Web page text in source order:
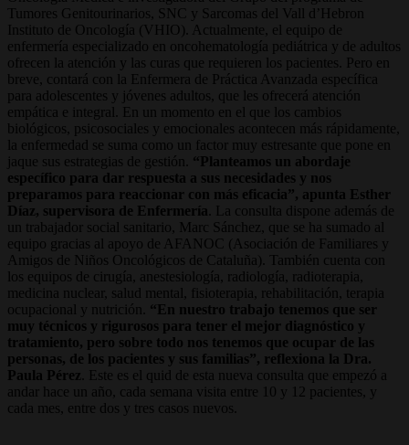
Tumores Genitourinarios, SNC y Sarcomas del Vall d’Hebron
Instituto de Oncología (VHIO). Actualmente, el equipo de
enfermería especializado en oncohematología pediátrica y de adultos
ofrecen la atención y las curas que requieren los pacientes. Pero en
breve, contará con la Enfermera de Práctica Avanzada específica
para adolescentes y jóvenes adultos, que les ofrecerá atención
empática e integral. En un momento en el que los cambios
biológicos, psicosociales y emocionales acontecen más rápidamente,
la enfermedad se suma como un factor muy estresante que pone en
jaque sus estrategias de gestión. “Planteamos un abordaje
específico para dar respuesta a sus necesidades y nos
preparamos para reaccionar con más eficacia”, apunta Esther
Díaz, supervisora de Enfermería . La consulta dispone además de
un trabajador social sanitario, Marc Sánchez, que se ha sumado al
equipo gracias al apoyo de AFANOC (Asociación de Familiares y
Amigos de Niños Oncológicos de Cataluña). También cuenta con
los equipos de cirugía, anestesiología, radiología, radioterapia,
medicina nuclear, salud mental, fisioterapia, rehabilitación, terapia
ocupacional y nutrición. “En nuestro trabajo tenemos que ser
muy técnicos y rigurosos para tener el mejor diagnóstico y
tratamiento, pero sobre todo nos tenemos que ocupar de las
personas, de los pacientes y sus familias”, reflexiona la Dra.
Paula Pérez . Este es el quid de esta nueva consulta que empezó a
andar hace un año, cada semana visita entre 10 y 12 pacientes, y
cada mes, entre dos y tres casos nuevos.